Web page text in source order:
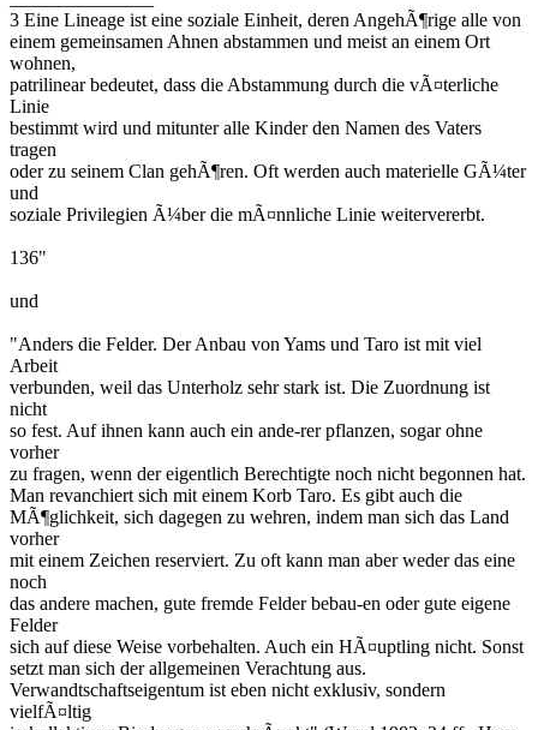
3 Eine Lineage ist eine soziale Einheit, deren AngehÃ¶rige alle von
einem gemeinsamen Ahnen abstammen und meist an einem Ort
wohnen,
patrilinear bedeutet, dass die Abstammung durch die vÃ¤terliche
Linie
bestimmt wird und mitunter alle Kinder den Namen des Vaters
tragen
oder zu seinem Clan gehÃ¶ren. Oft werden auch materielle GÃ¼ter
und
soziale Privilegien Ã¼ber die mÃ¤nnliche Linie weitervererbt.
136"
und
"Anders die Felder. Der Anbau von Yams und Taro ist mit viel
Arbeit
verbunden, weil das Unterholz sehr stark ist. Die Zuordnung ist
nicht
so fest. Auf ihnen kann auch ein ande-rer pflanzen, sogar ohne
vorher
zu fragen, wenn der eigentlich Berechtigte noch nicht begonnen hat.
Man revanchiert sich mit einem Korb Taro. Es gibt auch die
MÃ¶glichkeit, sich dagegen zu wehren, indem man sich das Land
vorher
mit einem Zeichen reserviert. Zu oft kann man aber weder das eine
noch
das andere machen, gute fremde Felder bebau-en oder gute eigene
Felder
sich auf diese Weise vorbehalten. Auch ein HÃ¤uptling nicht. Sonst
setzt man sich der allgemeinen Verachtung aus.
Verwandtschaftseigentum ist eben nicht exklusiv, sondern
vielfÃ¤ltig